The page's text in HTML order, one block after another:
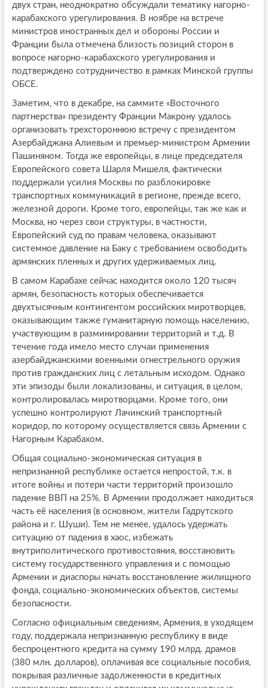
двух стран, неоднократно обсуждали тематику нагорно-
карабахского урегулирования. В ноябре на встрече
министров иностранных дел и обороны России и
Франции была отмечена близость позиций сторон в
вопросе нагорно-карабахского урегулирования и
подтверждено сотрудничество в рамках Минской группы
ОБСЕ.
Заметим, что в декабре, на саммите «Восточного
партнерства» президенту Франции Макрону удалось
организовать трехстороннюю встречу с президентом
Азербайджана Алиевым и премьер-министром Армении
Пашиняном. Тогда же европейцы, в лице председателя
Европейского совета Шарля Мишеля, фактически
поддержали усилия Москвы по разблокировке
транспортных коммуникаций в регионе, прежде всего,
железной дороги. Кроме того, европейцы, так же как и
Москва, но через свои структуры, в частности,
Европейский суд по правам человека, оказывают
системное давление на Баку с требованием освободить
армянских пленных и других удерживаемых лиц.
В самом Карабахе сейчас находится около 120 тысяч
армян, безопасность которых обеспечивается
двухтысячным контингентом российских миротворцев,
оказывающим также гуманитарную помощь населению,
участвующим в разминировании территорий и т.д. В
течение года имело место случаи применения
азербайджанскими военными огнестрельного оружия
против гражданских лиц с летальным исходом. Однако
эти эпизоды были локализованы, и ситуация, в целом,
контролировалась миротворцами. Кроме того, они
успешно контролируют Лачинский транспортный
коридор, по которому осуществляется связь Армении с
Нагорным Карабахом.
Общая социально-экономическая ситуация в
непризнанной республике остается непростой, т.к. в
итоге войны и потери части территорий произошло
падение ВВП на 25%. В Армении продолжает находиться
часть её населения (в основном, жители Гадрутского
района и г. Шуши). Тем не менее, удалось удержать
ситуацию от падения в хаос, избежать
внутриполитического противостояния, восстановить
систему государственного управления и с помощью
Армении и диаспоры начать восстановление жилищного
фонда, социально-экономических объектов, системы
безопасности.
Согласно официальным сведениям, Армения, в уходящем
году, поддержала непризнанную республику в виде
беспроцентного кредита на сумму 190 млрд. драмов
(380 млн. долларов), оплачивая все социальные пособия,
покрывая различные задолженности в кредитных